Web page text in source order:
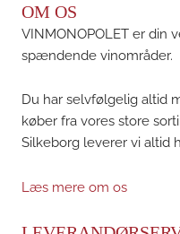
OM OS
VINMONOPOLET er din
spændende vinområder.
Du har selvfølgelig altid
køber fra vores store
Silkeborg leverer vi altid
Læs mere om os